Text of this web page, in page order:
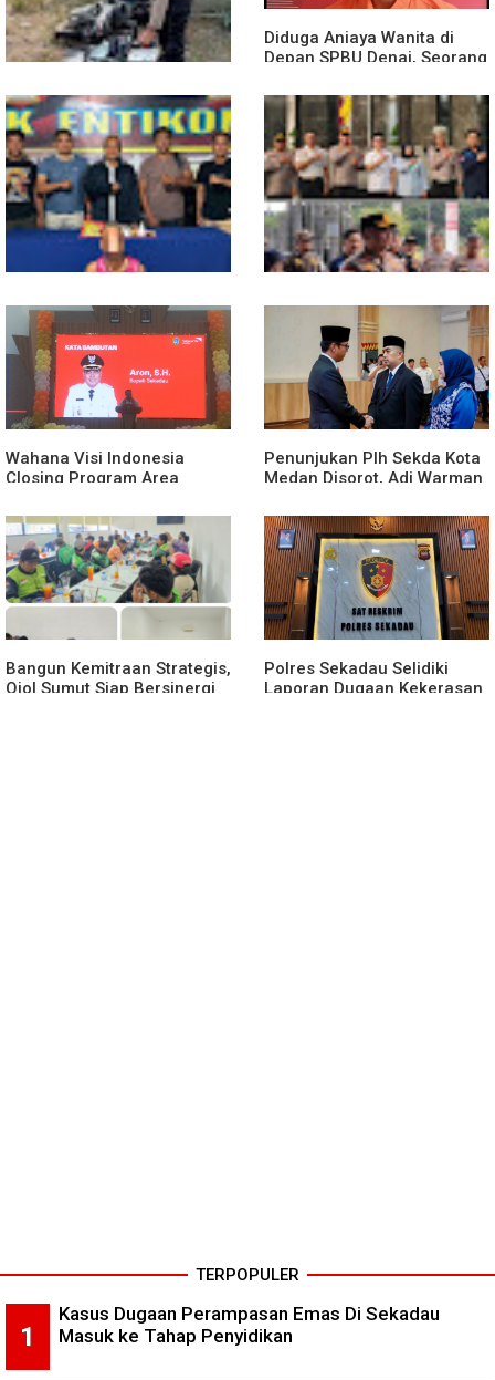
Truk Kontainer Oleng Tabrak
Vario, Warga Kapuas
Meninggal di Dusun Mak
Tampong
Diduga Aniaya Wanita di
Depan SPBU Denai, Seorang
Medan Area
Polsek Entikong Gagalkan
Peredaran Sabu 151,76
Gram di Perbatasan
Kunker Perdana ke
Entikong, Kapolres Sanggau:
Keamanan Perbatasan
Tanggung Jawab Bersama
Wahana Visi Indonesia
Closing Program Area
Penunjukan Plh Sekda Kota
Medan Disorot, Adi Warman
Komitmen terhadap Sistem
Merit
Bangun Kemitraan Strategis,
Ojol Sumut Siap Bersinergi
Polres Sekadau Selidiki
Laporan Dugaan Kekerasan
TERPOPULER
Kasus Dugaan Perampasan Emas Di Sekadau
Masuk ke Tahap Penyidikan